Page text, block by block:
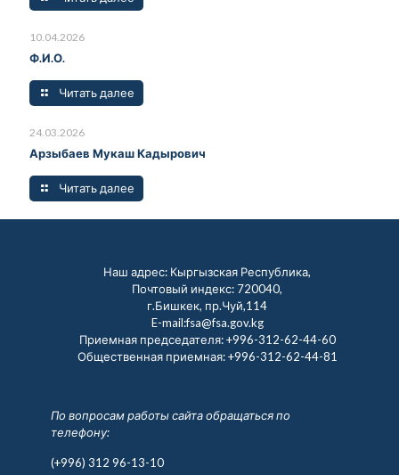
10.04.2026
Ф.И.О.
Читать далее
24.03.2026
Арзыбаев Мукаш Кадырович
Читать далее
Наш адрес: Кыргызская Республика,
Почтовый индекс: 720040,
г.Бишкек, пр.Чуй,114
E-mail:fsa@fsa.gov.kg
Приемная председателя:+996-312-62-44-60
Общественная приемная:+996-312-62-44-81
По вопросам работы сайта обращаться по
телефону:
(+996) 312 96-13-10